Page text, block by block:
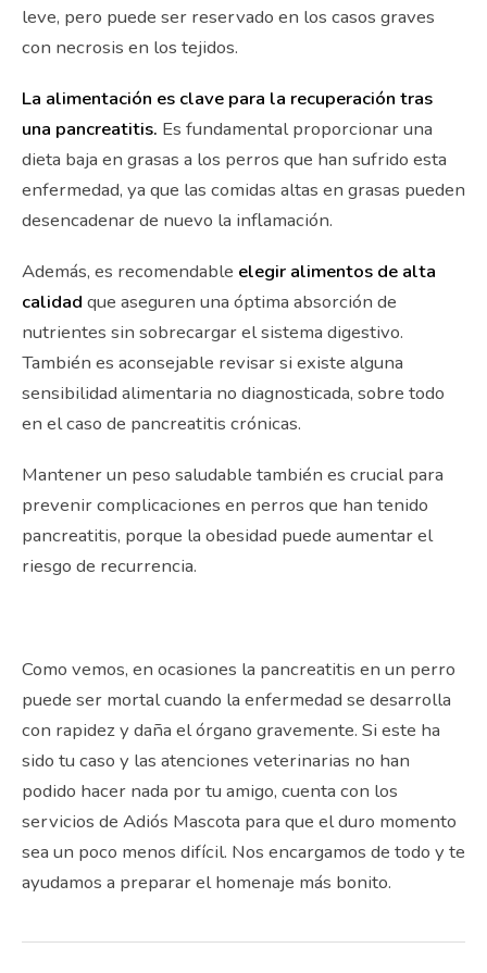
leve, pero puede ser reservado en los casos graves
con necrosis en los tejidos.
La alimentación es clave para la recuperación tras
una pancreatitis. Es fundamental proporcionar una
dieta baja en grasas a los perros que han sufrido esta
enfermedad, ya que las comidas altas en grasas pueden
desencadenar de nuevo la inflamación.
Además, es recomendable elegir alimentos de alta
calidad que aseguren una óptima absorción de
nutrientes sin sobrecargar el sistema digestivo.
También es aconsejable revisar si existe alguna
sensibilidad alimentaria no diagnosticada, sobre todo
en el caso de pancreatitis crónicas.
Mantener un peso saludable también es crucial para
prevenir complicaciones en perros que han tenido
pancreatitis, porque la obesidad puede aumentar el
riesgo de recurrencia.
Como vemos, en ocasiones la pancreatitis en un perro
puede ser mortal cuando la enfermedad se desarrolla
con rapidez y daña el órgano gravemente. Si este ha
sido tu caso y las atenciones veterinarias no han
podido hacer nada por tu amigo, cuenta con los
servicios de Adiós Mascota para que el duro momento
sea un poco menos difícil. Nos encargamos de todo y te
ayudamos a preparar el homenaje más bonito.